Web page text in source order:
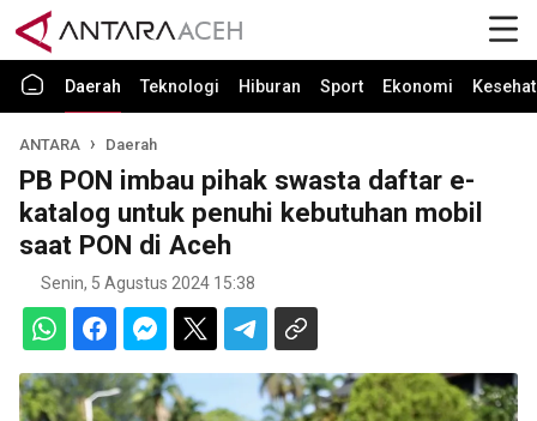
Daerah Teknologi Hiburan Sport Ekonomi
ANTARA Daerah
PB PON imbau pihak swasta daftar e-
katalog untuk penuhi kebutuhan mobil
saat PON di Aceh
Senin, 5 Agustus 2024 15:38